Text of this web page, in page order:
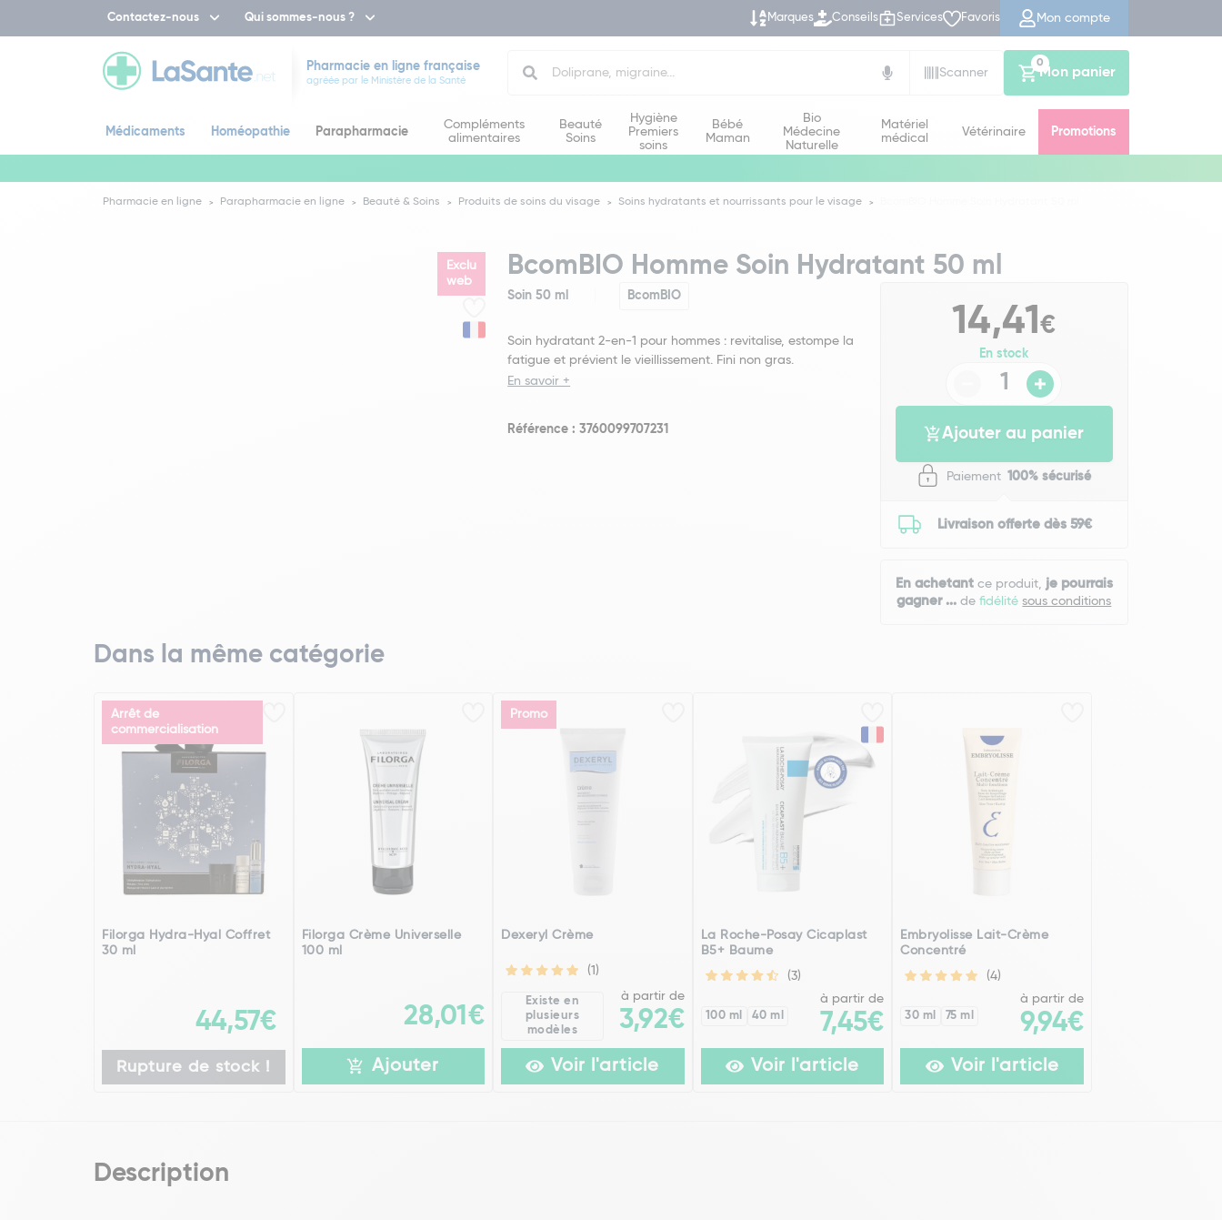
Contactez-nous Qui sommes-nous ? Marques Conseils Services Favoris Mon compte
Pharmacie en ligne française
agréée par le Ministère de la Santé
Scanner
Mon panier
0
Médicaments Homéopathie Parapharmacie
Compléments
alimentaires
Beauté
Soins
Hygiène
Premiers
soins
Bébé
Maman
Bio
Médecine
Naturelle
Matériel
médical
Vétérinaire Promotions
Pharmacie en ligne Parapharmacie en ligne Beauté & Soins Produits de soins du visage Soins hydratants et nourrissants pour le visage
Exclu
web
BcomBIO Homme Soin Hydratant 50 ml
Soin 50 ml BcomBIO
Soin hydratant 2-en-1 pour hommes : revitalise, estompe la
fatigue et prévient le vieillissement. Fini non gras.
En savoir +
Référence : 3760099707231
14,41€
En stock
Ajouter au panier
Paiement 100% sécurisé
Livraison offerte dès 59€
En achetantce produit, je pourrais
gagner ... defidélitésous conditions
Dans la même catégorie
Arrêt de
commercialisation
Filorga Hydra-Hyal Coffret
30 ml
44,57€
Rupture de stock !
Filorga Crème Universelle
100 ml
28,01€
Ajouter
Promo
Dexeryl Crème
(1)
Existe en
plusieurs
modèles
à partir de
3,92€
Voir l'article
La Roche-Posay Cicaplast
B5+ Baume
(3)
100 ml 40 ml
à partir de
7,45€
Voir l'article
Embryolisse Lait-Crème
Concentré
(4)
30 ml 75 ml
à partir de
9,94€
Voir l'article
Description